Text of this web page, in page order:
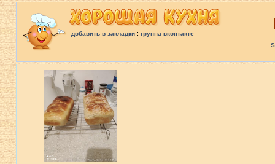
добавить в закладки: группа вконтакте